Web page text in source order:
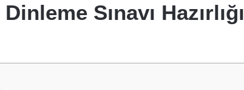
Sınavı Hazırlığı